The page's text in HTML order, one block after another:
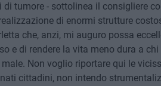
tumore - sottolinea il consigliere
di enormi strutture
che, anzi, mi auguro possa
e di rendere la vita meno dura a
Non voglio riportare qui le
cittadini, non intendo